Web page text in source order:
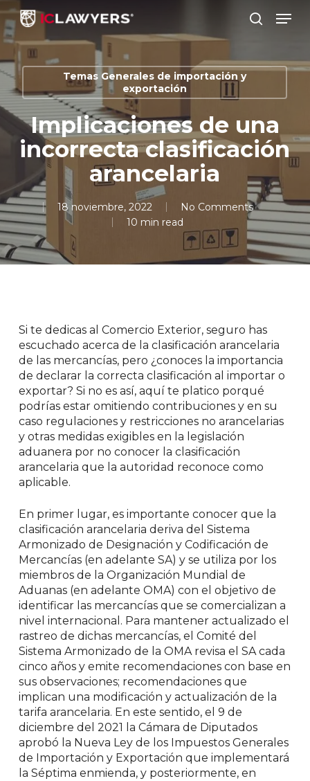
Skip
to
main
content
Temas Generales de importación y
exportación
Implicaciones de una
incorrecta clasificación
arancelaria
18 noviembre, 2022
No Comments
10 min read
Si te dedicas al Comercio Exterior, seguro has
escuchado acerca de la clasificación arancelaria
de las mercancías, pero ¿conoces la importancia
de declarar la correcta clasificación al importar o
exportar? Si no es así, aquí te platico porqué
podrías estar omitiendo contribuciones y en su
caso regulaciones y restricciones no arancelarias
y otras medidas exigibles en la legislación
aduanera por no conocer la clasificación
arancelaria que la autoridad reconoce como
aplicable.
En primer lugar, es importante conocer que la
clasificación arancelaria deriva del Sistema
Armonizado de Designación y Codificación de
Mercancías (en adelante SA) y se utiliza por los
miembros de la Organización Mundial de
Aduanas (en adelante OMA) con el objetivo de
identificar las mercancías que se comercializan a
nivel internacional. Para mantener actualizado el
rastreo de dichas mercancías, el Comité del
Sistema Armonizado de la OMA revisa el SA cada
cinco años y emite recomendaciones con base en
sus observaciones; recomendaciones que
implican una modificación y actualización de la
tarifa arancelaria. En este sentido, el 9 de
diciembre del 2021 la Cámara de Diputados
aprobó la Nueva Ley de los Impuestos Generales
de Importación y Exportación que implementará
la Séptima enmienda, y posteriormente, en